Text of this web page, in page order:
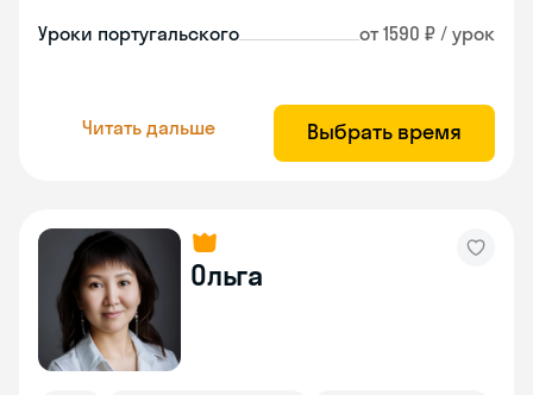
Уроки португальского от 1590 ₽ / урок
Читать дальше Выбрать время
Ольга